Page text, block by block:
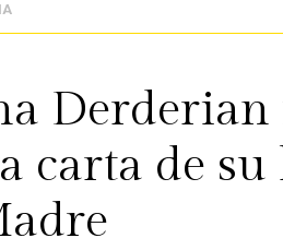
Derderian
carta de